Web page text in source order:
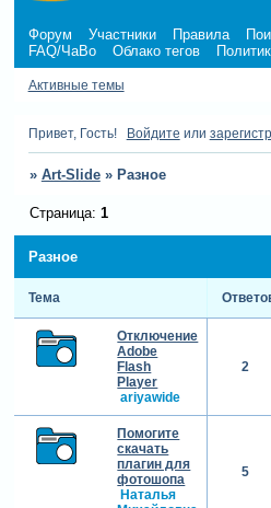
Форум Участники Правила
FAQ/ЧаВо
Облако тегов
Активные темы
Привет, Гость! Войдите или
» Art-Slide » Разное
Разное
Страница: 1
Тема
Отключение
Adobe
Flash
Player
ariyawide
2
Помогите
скачать
плагин для
фотошопа
Наталья
5